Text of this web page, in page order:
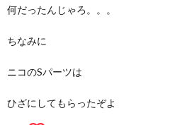
何だったんじゃろ。。。
ちなみに
ニコのSパーツは
ひざにしてもらったぞよ